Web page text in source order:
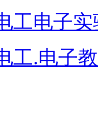
工电子实
工.电子